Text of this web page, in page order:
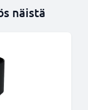
näistä